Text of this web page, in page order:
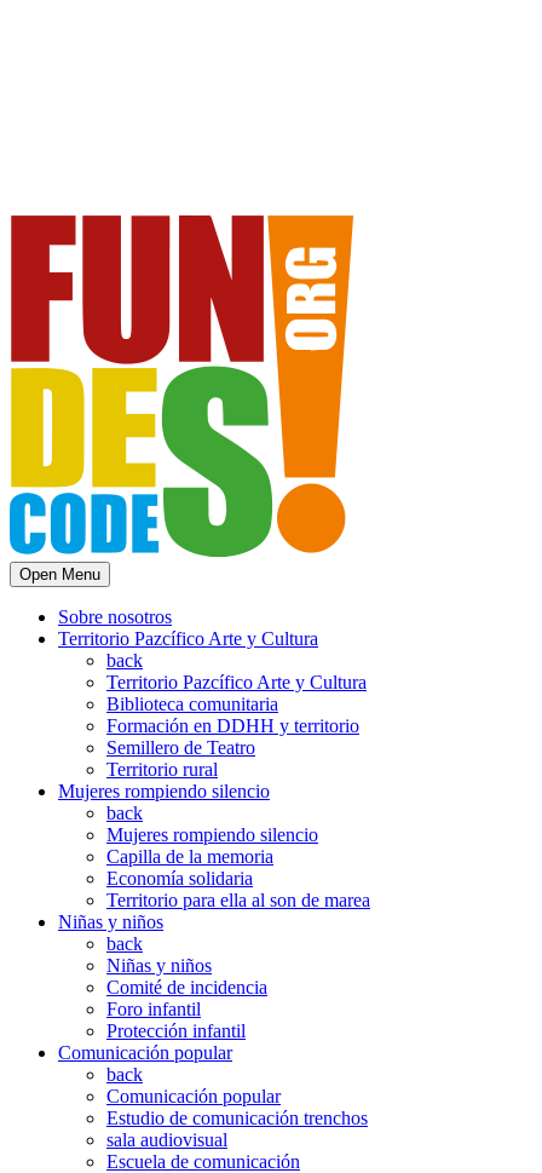
Open Menu
Sobre nosotros
Territorio Pazcífico Arte y Cultura
back
Territorio Pazcífico Arte y Cultura
Biblioteca comunitaria
Formación en DDHH y territorio
Semillero de Teatro
Territorio rural
Mujeres rompiendo silencio
back
Mujeres rompiendo silencio
Capilla de la memoria
Economía solidaria
Territorio para ella al son de marea
Niñas y niños
back
Niñas y niños
Comité de incidencia
Foro infantil
Protección infantil
Comunicación popular
back
Comunicación popular
Estudio de comunicación trenchos
sala audiovisual
Escuela de comunicación